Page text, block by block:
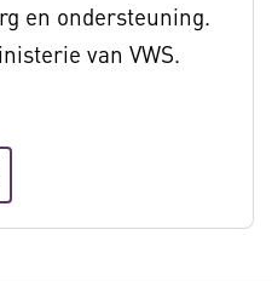
en ondersteuning.
van VWS.